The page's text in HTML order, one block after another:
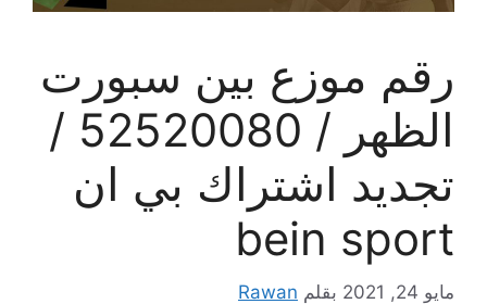
رقم موزع بين سبورت
الظهر / 52520080 /
تجديد اشتراك بي ان
bein sport
مايو 24, 2021 بقلم Rawan